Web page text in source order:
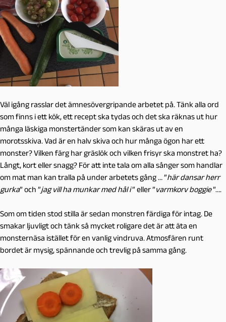
Väl igång rasslar det ämnesövergripande arbetet på. Tänk alla ord
som finns i ett kök, ett recept ska tydas och det ska räknas ut hur
många läskiga monstertänder som kan skäras ut av en
morotsskiva. Vad är en halv skiva och hur många ögon har ett
monster? Vilken färg har gräslök och vilken frisyr ska monstret ha?
Långt, kort eller snagg? För att inte tala om alla sånger som handlar
om mat man kan tralla på under arbetets gång … ”här dansar herr
gurka” och ”jag vill ha munkar med hål i” eller ”varmkorv boggie”….
Som om tiden stod stilla är sedan monstren färdiga för intag. De
smakar ljuvligt och tänk så mycket roligare det är att äta en
monsternäsa istället för en vanlig vindruva. Atmosfären runt
bordet är mysig, spännande och trevlig på samma gång.